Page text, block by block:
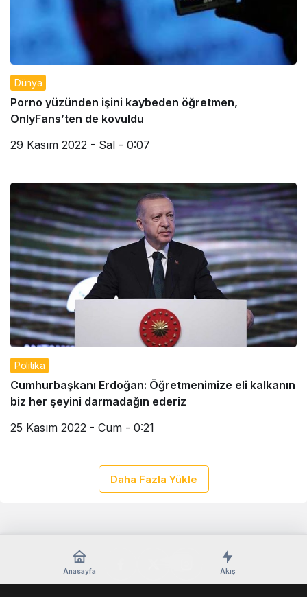
Dünya
Porno yüzünden işini kaybeden öğretmen,
OnlyFans’ten de kovuldu
29 Kasım 2022 - Sal - 0:07
Politika
Cumhurbaşkanı Erdoğan: Öğretmenimize eli kalkanın
biz her şeyini darmadağın ederiz
25 Kasım 2022 - Cum - 0:21
Daha Fazla Yükle
Anasayfa Akış